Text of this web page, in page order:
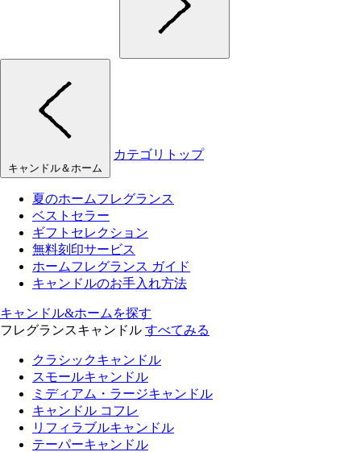
キャンドル＆ホーム
カテゴリトップ
夏のホームフレグランス
ベストセラー
ギフトセレクション
無料刻印サービス
ホームフレグランス ガイド
キャンドルのお手入れ方法
キャンドル&ホームを探す
フレグランスキャンドル すべてみる
クラシックキャンドル
スモールキャンドル
ミディアム・ラージキャンドル
キャンドル コフレ
リフィラブルキャンドル
テーパーキャンドル